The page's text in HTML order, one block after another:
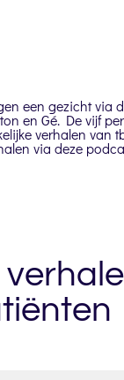
een gezicht via
en Gé. De vijf
verhalen van
via deze